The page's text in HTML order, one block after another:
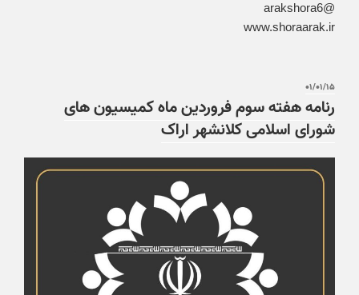
@arakshora6
www.shoraarak.ir
۰۱/۰۱/۱۵
رنامه هفته سوم فروردین ماه کمیسیون های
شورای اسلامی کلانشهر اراک